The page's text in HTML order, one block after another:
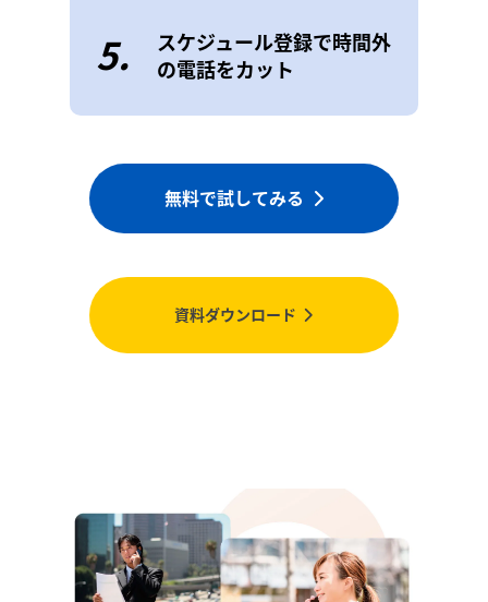
5.
スケジュール登録で時間外
の電話をカット
無料で試してみる
資料ダウンロード